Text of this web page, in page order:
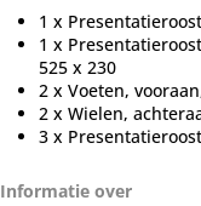
1 x
1 x
525 x 230
2 x Voeten,
2 x Wielen,
3 x
Informatie over